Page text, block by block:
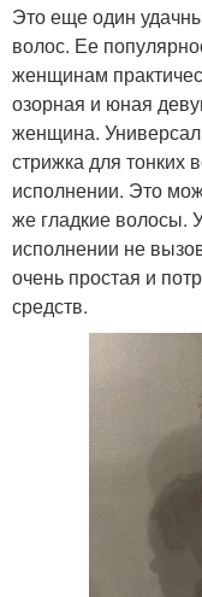
Это еще один
волос. Ее
женщинам
озорная и юная
женщина.
стрижка для тонких
исполнении. Это
же гладкие волосы.
исполнении не
очень простая и
средств.